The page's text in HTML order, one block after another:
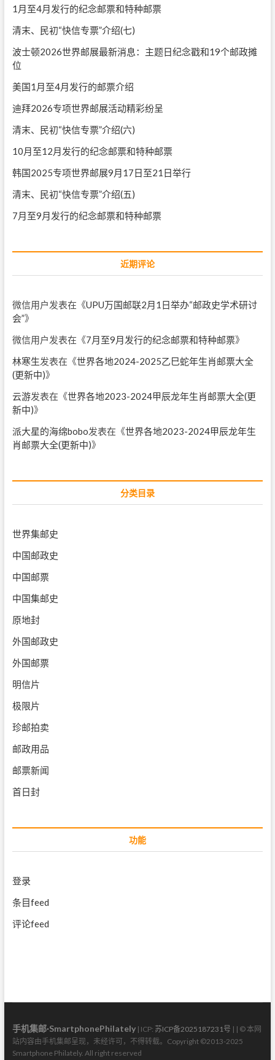
1月至4月发行的纪念邮票和特种邮票
清末、民初“快信专票”介绍(七)
波士顿2026世界邮展最新消息：主题日纪念戳和19个邮政摊
位
美国1月至4月发行的邮票介绍
迪拜2026专项世界邮展活动精彩纷呈
清末、民初“快信专票”介绍(六)
10月至12月发行的纪念邮票和特种邮票
韩国2025专项世界邮展9月17日至21日举行
清末、民初“快信专票”介绍(五)
7月至9月发行的纪念邮票和特种邮票
近期评论
微信用户发表在《UPU万国邮联2月1日举办“邮政史学术研讨
会”》
微信用户发表在《7月至9月发行的纪念邮票和特种邮票》
林寒生发表在《世界各地2024-2025乙巳蛇年生肖邮票大全
(更新中)》
云游发表在《世界各地2023-2024甲辰龙年生肖邮票大全(更
新中)》
派大星的海绵bobo发表在《世界各地2023-2024甲辰龙年生
肖邮票大全(更新中)》
分类目录
世界集邮史
中国邮政史
中国邮票
中国集邮史
原地封
外国邮政史
外国邮票
明信片
极限片
珍邮拍卖
邮政用品
邮票新闻
首日封
功能
登录
条目feed
评论feed
手机集邮·SmartphonePhilately| ICP: 苏ICP备2025187231号 | | © 本网
站内容由手机集邮呈现，未经许可，不得转载。Copyright ©2013-2025
Smartphone Philately. All right reserved